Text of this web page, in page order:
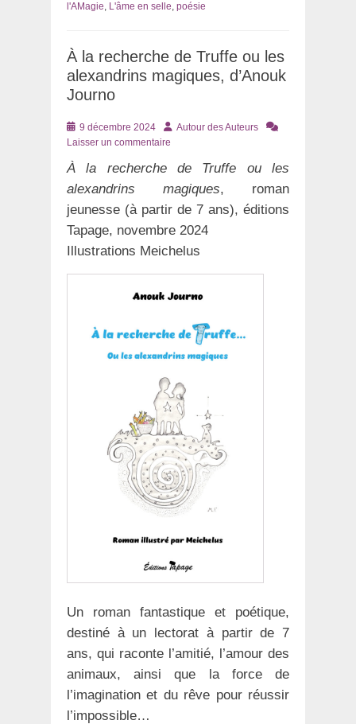
l'AMagie, L'âme en selle, poésie
À la recherche de Truffe ou les
alexandrins magiques, d’Anouk
Journo
Posté
le
9 décembre 2024 AuteurAutour des Auteurs
Laisser un commentaire
À la recherche de Truffe ou les
alexandrins magiques, roman
jeunesse (à partir de 7 ans), éditions
Tapage, novembre 2024
Illustrations Meichelus
Un roman fantastique et poétique,
destiné à un lectorat à partir de 7
ans, qui raconte l’amitié, l’amour des
animaux, ainsi que la force de
l’imagination et du rêve pour réussir
l’impossible…